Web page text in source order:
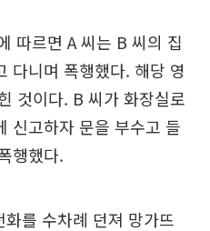
따르면 A 씨는 B 씨의 집
다니며 폭행했다. 해당 영
것이다. B 씨가 화장실로
신고하자 문을 부수고 들
행했다.
를 수차례 던져 망가뜨